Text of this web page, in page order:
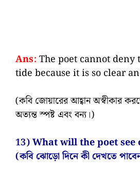
Ans: The poet cannot deny
tide because it is so clear
(কবি জোয়ারের আহ্বান অস্বীকার
অত্যন্ত স্পষ্ট এবং বন্য।)
13) What will the poet see
(কবি ঝোড়ো দিনে কী দেখতে